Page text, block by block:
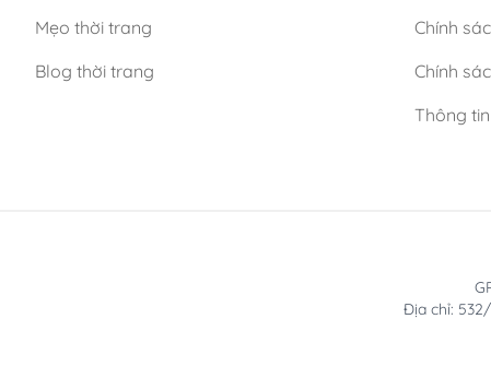
Mẹo thời trang
Blog thời trang
Chính
Chính
Thông
Địa chỉ: